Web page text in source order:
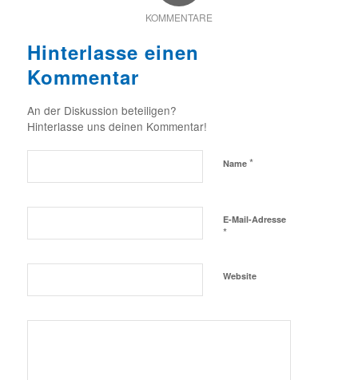
KOMMENTARE
Hinterlasse einen
Kommentar
An der Diskussion beteiligen?
Hinterlasse uns deinen Kommentar!
Name *
E-Mail-Adresse
*
Website